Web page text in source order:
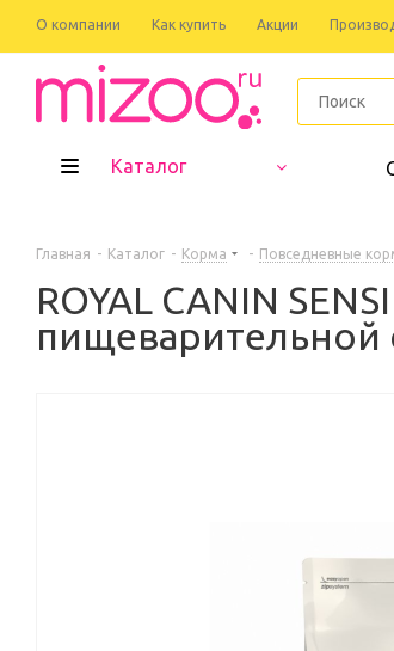
О компании Как купить Акции
Каталог
Главная - Каталог - Корма - Повседневные
ROYAL CANIN
пищеварительной